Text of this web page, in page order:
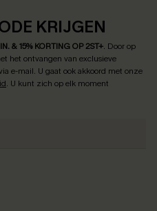
KRIJGEN
& 15% KORTING OP 2ST+. Door op
het ontvangen van exclusieve
e-mail. U gaat ook akkoord met onze
. U kunt zich op elk moment